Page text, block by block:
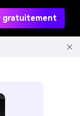
gratuitement